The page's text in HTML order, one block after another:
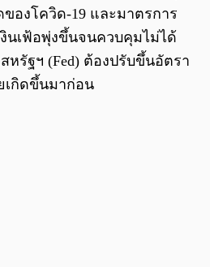
ของโควิด-19 และมาตรการ
นเฟ้อพุ่งขึ้นจนควบคุมไม่ได้
หรัฐฯ (Fed) ต้องปรับขึ้นอัตรา
เกิดขึ้นมาก่อน